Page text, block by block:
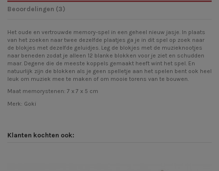
Beoordelingen (3)
Het oude en vertrouwde memory-spel in een geheel nieuw jasje. In plaats
van het zoeken naar twee dezelfde plaatjes ga je in dit spel op zoek naar
de blokjes met dezelfde geluidjes. Leg de blokjes met de muzieknootjes
naar beneden zodat je alleen 12 blanke blokken voor je ziet en schudden
maar. Degene die de meeste koppels gemaakt heeft wint het spel. En
natuurlijk zijn de blokken als je geen spelletje aan het spelen bent ook heel
leuk om muziek mee te maken of om mooie torens van te bouwen.
Maat memorystenen: 7 x 7 x 5 cm
Merk: Goki
Klanten kochten ook: